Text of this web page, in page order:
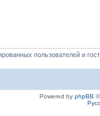
пользователей и
Powered by phpBB